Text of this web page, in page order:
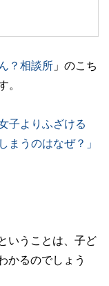
？相談所 」のこち
。
子よりふざける
まうのはなぜ？」
いうことは、子ど
かるのでしょう